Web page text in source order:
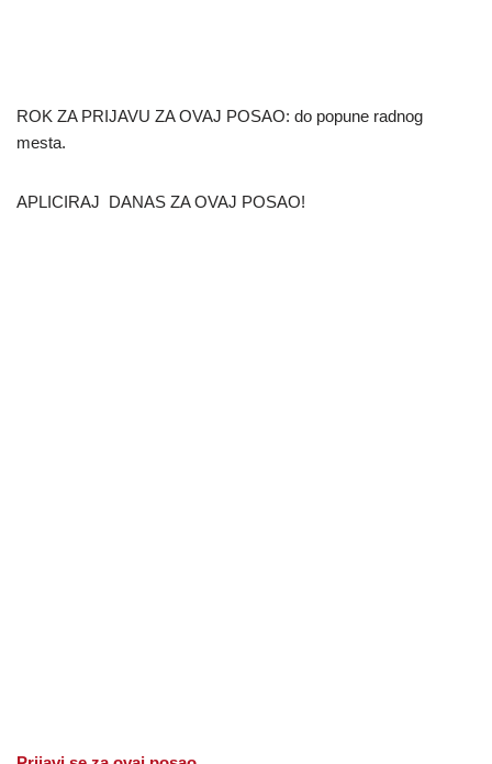
ROK ZA PRIJAVU ZA OVAJ POSAO: do popune radnog
mesta.
APLICIRAJ DANAS ZA OVAJ POSAO!